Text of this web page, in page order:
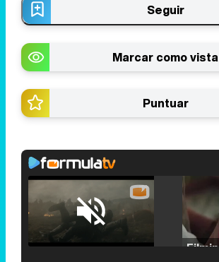
Seguir
Marcar como vista
Puntuar
/
Loaded
29.30%